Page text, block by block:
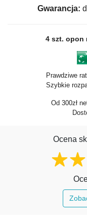
Gwarancja:
4 szt. opon
Prawdziwe
Szybkie
Od 300zł
Ocena